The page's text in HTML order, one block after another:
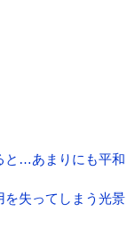
と…あまりにも平和
失ってしまう光景